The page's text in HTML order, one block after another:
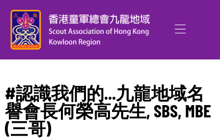
#認識我們的...九龍地域名
譽會長何榮高先生, SBS, MBE
(三哥)